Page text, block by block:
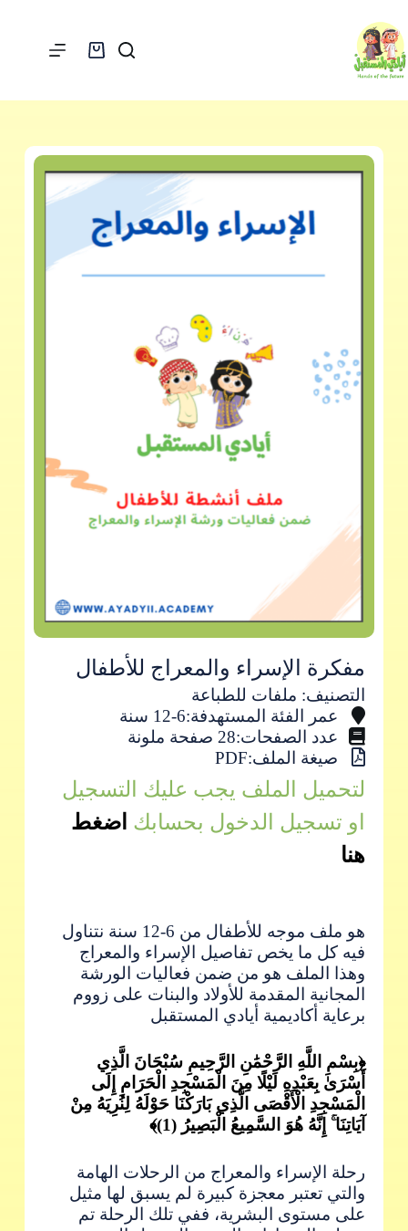
مفكرة الإسراء والمعراج للأطفال
التصنيف: ملفات للطباعة
عمر الفئة المستهدفة:6-12 سنة
عدد الصفحات:28 صفحة ملونة
صيغة الملف:PDF
لتحميل الملف يجب عليك التسجيل
او تسجيل الدخول بحسابك اضغط
هنا
هو ملف موجه للأطفال من 6-12 سنة نتناول
فيه كل ما يخص تفاصيل الإسراء والمعراج
وهذا الملف هو من ضمن فعاليات الورشة
المجانية المقدمة للأولاد والبنات على زووم
برعاية أكاديمية أيادي المستقبل
﴿بِسْمِ اللَّهِ الرَّحْمَٰنِ الرَّحِيمِ سُبْحَانَ الَّذِي
أَسْرَىٰ بِعَبْدِهِ لَيْلًا مِنَ الْمَسْجِدِ الْحَرَامِ إِلَى
الْمَسْجِدِ الْأَقْصَى الَّذِي بَارَكْنَا حَوْلَهُ لِنُرِيَهُ مِنْ
آيَاتِنَا ۚ إِنَّهُ هُوَ السَّمِيعُ الْبَصِيرُ (1)﴾
رحلة الإسراء والمعراج من الرحلات الهامة
والتي تعتبر معجزة كبيرة لم يسبق لها مثيل
على مستوى البشرية، ففي تلك الرحلة تم